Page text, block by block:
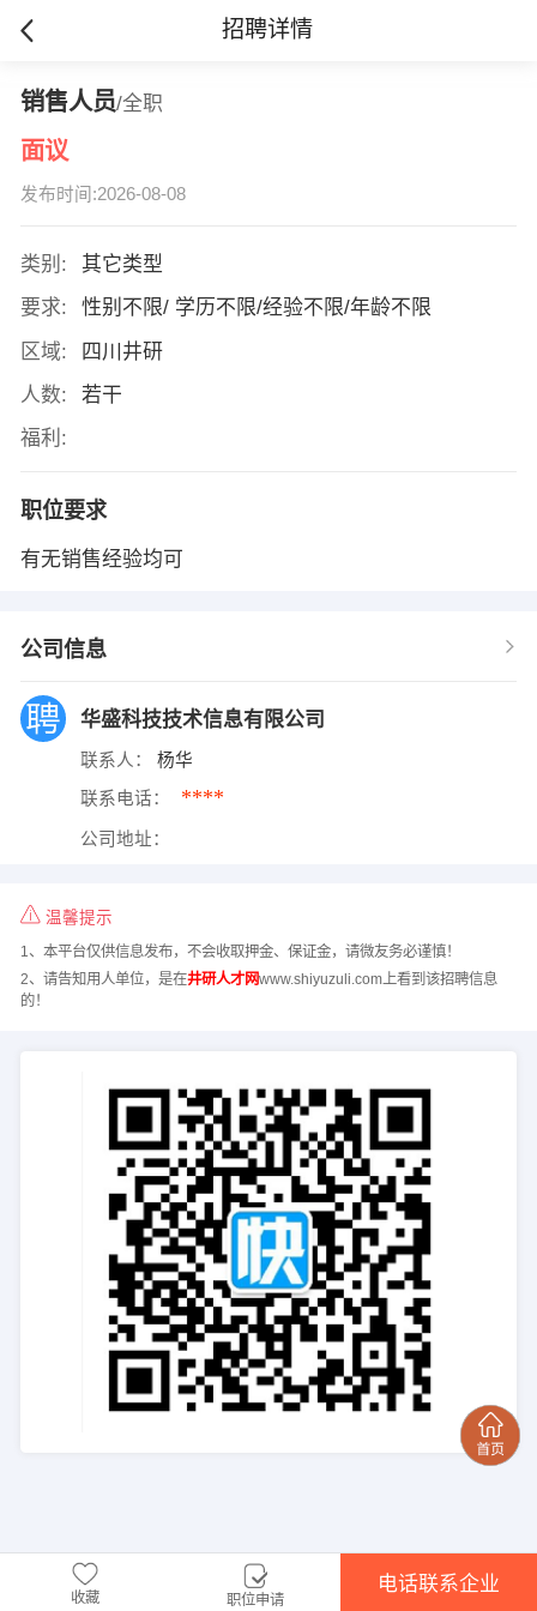
招聘详情
销售人员/全职
面议
发布时间:2026-08-08
类别:
其它类型
要求:
性别不限/ 学历不限/经验不限/年龄不限
区域:
四川井研
人数:
若干
福利:
职位要求
有无销售经验均可
公司信息
华盛科技技术信息有限公司
联系人： 杨华
联系电话： ****
公司地址：
温馨提示
1、本平台仅供信息发布，不会收取押金、保证金，请微友务必谨慎！
2、请告知用人单位，是在井研人才网www.shiyuzuli.com上看到该招聘信息
的！
收藏 职位申请
电话联系企业